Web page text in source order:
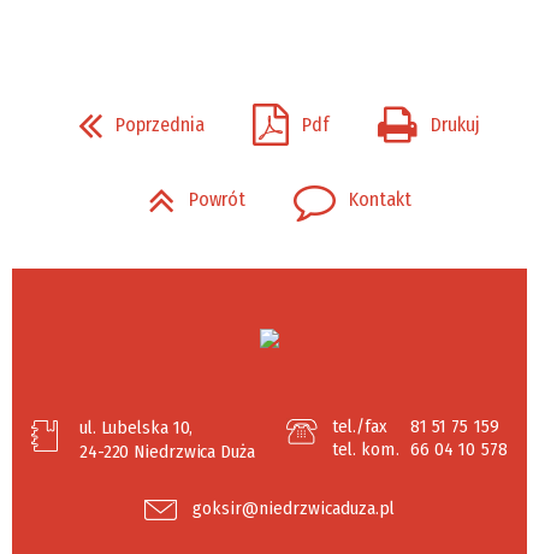
Poprzednia Pdf Drukuj
Powrót Kontakt
ul. Lubelska 10,
24-220 Niedrzwica Duża
tel./fax
81 51 75 159
tel. kom. 66 04 10 578
goksir@niedrzwicaduza.pl